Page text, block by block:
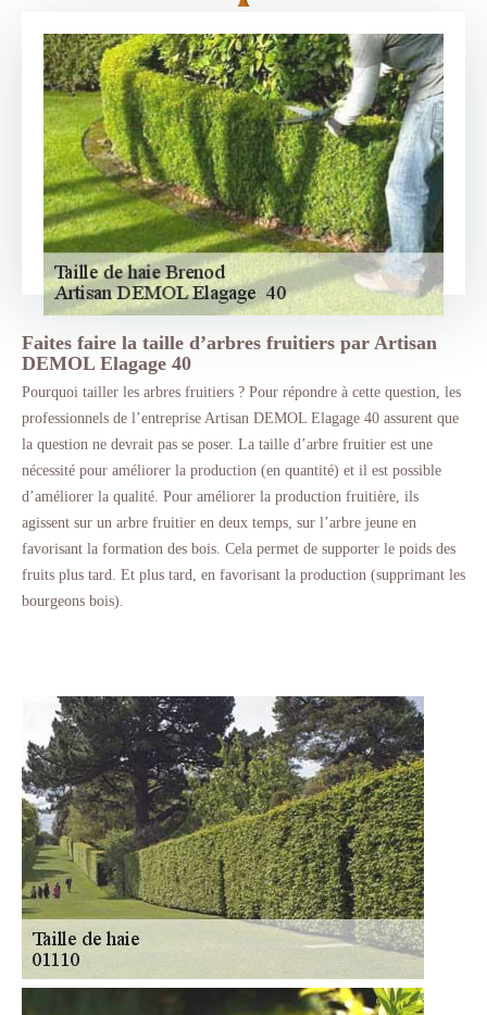
Faites faire la taille d’arbres fruitiers par Artisan
DEMOL Elagage 40
Pourquoi tailler les arbres fruitiers ? Pour répondre à cette question, les
professionnels de l’entreprise Artisan DEMOL Elagage 40 assurent que
la question ne devrait pas se poser. La taille d’arbre fruitier est une
nécessité pour améliorer la production (en quantité) et il est possible
d’améliorer la qualité. Pour améliorer la production fruitière, ils
agissent sur un arbre fruitier en deux temps, sur l’arbre jeune en
favorisant la formation des bois. Cela permet de supporter le poids des
fruits plus tard. Et plus tard, en favorisant la production (supprimant les
bourgeons bois).